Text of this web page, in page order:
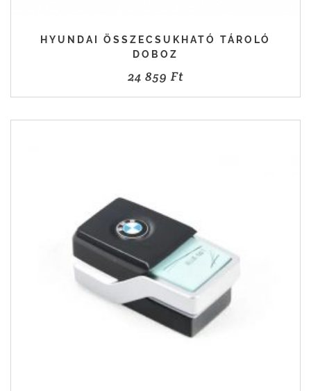
HYUNDAI ÖSSZECSUKHATÓ TÁROLÓ
DOBOZ
24 859 Ft